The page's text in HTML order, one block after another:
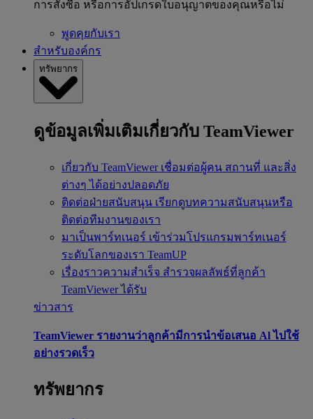
การสั่งซื้อ หรือการอัปเกรดใบอนุญาตของคุณหรือไม่
พูดคุยกับเรา
สำหรับองค์กร
ทรัพยากร
ดูข้อมูลเพิ่มเติมเกี่ยวกับ TeamViewer
เกี่ยวกับ TeamViewer เชื่อมต่อผู้คน สถานที่ และสิ่ง
ต่างๆ ได้อย่างปลอดภัย
ติดต่อฝ่ายสนับสนุน เรียกดูบทความสนับสนุนหรือ
ติดต่อทีมงานของเรา
มาเป็นพาร์ทเนอร์ เข้าร่วมโปรแกรมพาร์ทเนอร์
ระดับโลกของเรา TeamUP
เรื่องราวความสำเร็จ สำรวจผลลัพธ์ที่ลูกค้า
TeamViewer ได้รับ
ข่าวสาร
TeamViewer รายงานว่าลูกค้ามีการนำข้อเสนอ Al ไปใช้
อย่างรวดเร็ว
ทรัพยากร